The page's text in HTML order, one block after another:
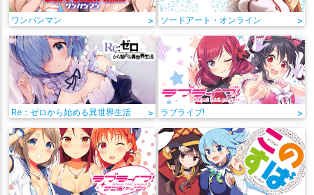
ワンパンマン > ソードアート・オンライン >
Re：ゼロから始める異世界生活 > ラブライブ! >